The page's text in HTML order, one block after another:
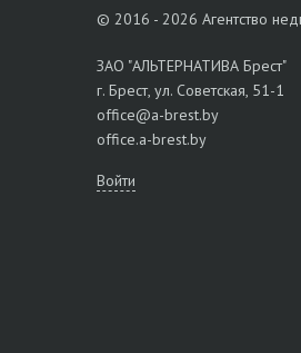
© 2016 - 2026 Агентство
ЗАО "АЛЬТЕРНАТИВА Брест"
г. Брест, ул. Советская, 51-1
office@a-brest.by
office.a-brest.by
Войти